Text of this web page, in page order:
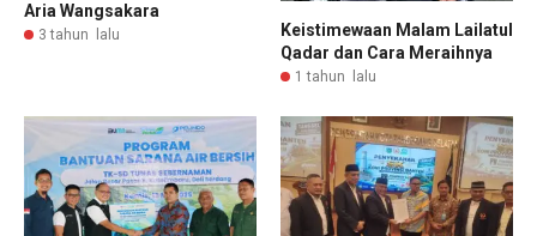
Aria Wangsakara
3 tahun lalu
Keistimewaan Malam Lailatul
Qadar dan Cara Meraihnya
1 tahun lalu